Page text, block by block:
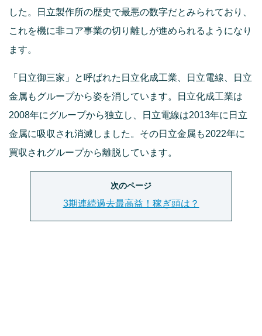
した。日立製作所の歴史で最悪の数字だとみられており、
これを機に非コア事業の切り離しが進められるようになり
ます。
「日立御三家」と呼ばれた日立化成工業、日立電線、日立
金属もグループから姿を消しています。日立化成工業は
2008年にグループから独立し、日立電線は2013年に日立
金属に吸収され消滅しました。その日立金属も2022年に
買収されグループから離脱しています。
次のページ
3期連続過去最高益！稼ぎ頭は？